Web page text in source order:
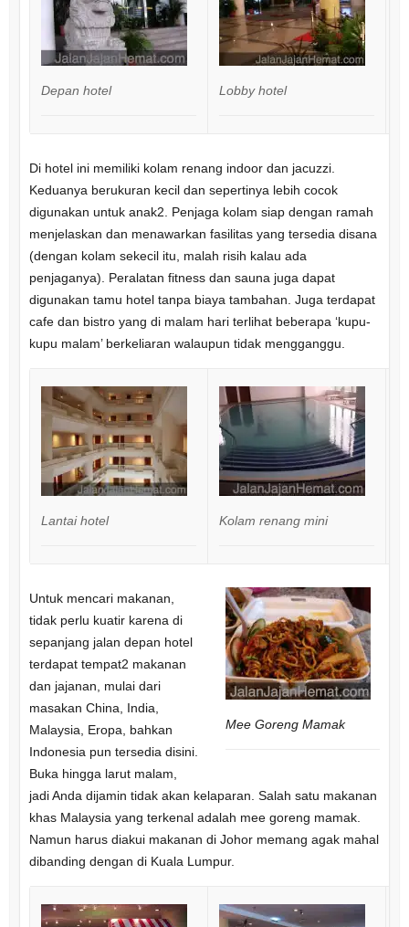
Depan hotel Lobby hotel
Di hotel ini memiliki kolam renang indoor dan jacuzzi.
Keduanya berukuran kecil dan sepertinya lebih cocok
digunakan untuk anak2. Penjaga kolam siap dengan ramah
menjelaskan dan menawarkan fasilitas yang tersedia disana
(dengan kolam sekecil itu, malah risih kalau ada
penjaganya). Peralatan fitness dan sauna juga dapat
digunakan tamu hotel tanpa biaya tambahan. Juga terdapat
cafe dan bistro yang di malam hari terlihat beberapa ‘kupu-
kupu malam’ berkeliaran walaupun tidak mengganggu.
Lantai hotel Kolam renang mini
Mee Goreng Mamak
Untuk mencari makanan,
tidak perlu kuatir karena di
sepanjang jalan depan hotel
terdapat tempat2 makanan
dan jajanan, mulai dari
masakan China, India,
Malaysia, Eropa, bahkan
Indonesia pun tersedia disini.
Buka hingga larut malam,
jadi Anda dijamin tidak akan kelaparan. Salah satu makanan
khas Malaysia yang terkenal adalah mee goreng mamak.
Namun harus diakui makanan di Johor memang agak mahal
dibanding dengan di Kuala Lumpur.